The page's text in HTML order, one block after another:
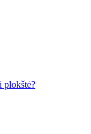
plokštė?